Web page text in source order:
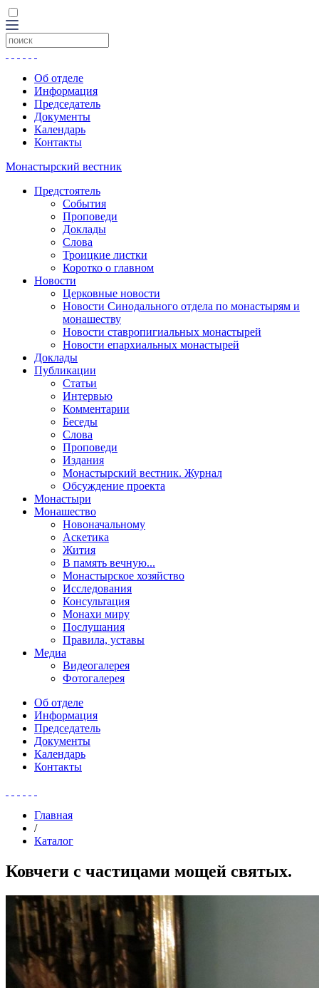
Об отделе
Информация
Председатель
Документы
Календарь
Контакты
Монастырский вестник
Предстоятель
События
Проповеди
Доклады
Слова
Троицкие листки
Коротко о главном
Новости
Церковные новости
Новости Синодального отдела по монастырям и
монашеству
Новости ставропигиальных монастырей
Новости епархиальных монастырей
Доклады
Публикации
Статьи
Интервью
Комментарии
Беседы
Слова
Проповеди
Издания
Монастырский вестник. Журнал
Обсуждение проекта
Монастыри
Монашество
Новоначальному
Аскетика
Жития
В память вечную...
Монастырское хозяйство
Исследования
Консультация
Монахи миру
Послушания
Правила, уставы
Медиа
Видеогалерея
Фотогалерея
Об отделе
Информация
Председатель
Документы
Календарь
Контакты
Главная
/
Каталог
Ковчеги с частицами мощей святых.